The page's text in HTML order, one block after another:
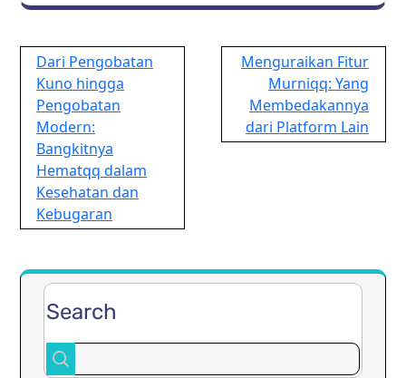
Post
navigation
Dari Pengobatan
Kuno hingga
Pengobatan
Modern:
Bangkitnya
Hematqq dalam
Kesehatan dan
Kebugaran
Menguraikan Fitur
Murniqq: Yang
Membedakannya
dari Platform Lain
Search